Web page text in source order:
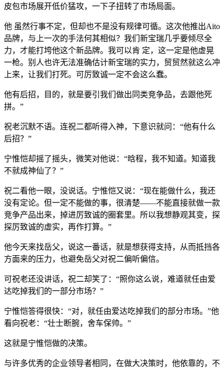
皮包市场展开低价猛攻，一下子扭转了市场局面。
他 虽然行事不定，但却也不是没有规律可循。这次他推出Aito
品牌，与上一次的手法何其相似？我们新宝瑞几乎要倾尽全
力，才能打垮他这个新品牌。我可以肯 定，这一定是他虚晃
一枪。别人也许无法准确估计新宝瑞的实力，贸贸然就这么冲
上来，让我们打死。可厉致诚一定不会这么蠢。
他有后招，目的，就是要引我们做出同类竞争品，去跟他死
拼。”
祝老沉默不语。连祝二都听得入神，下意识就问：“他有什么
后招？”
宁惟恺却摇了摇头，微笑对他说：“晗程，我不知道。知道我
不就成神仙了？”
祝二看他一眼，没说话。宁惟恺又说：“现在能做什么，我还
没有定论。但一定不能做的事，很清楚——不能直接就做一款
竞争产品出来，掉进厉致诚的圈套里。所以我想静观其变，探
探厉致诚的虚实，再作打算。”
他今天来找岳父，说这一番话，就是想获得支持，从而抵挡各
方面来的压力，也避免岳父对祝二偏听偏信。
可祝老还没讲话，祝二却笑了：“照你这么说，难道就任由爱
达吃掉我们的一部分市场？”
宁惟恺答得很快：“对，就任由爱达吃掉我们的部分市场。”他
看向祝老：“壮士断腕，舍车保帅。”
这就是宁惟恺做的决策。
与许多优秀的企业领导者相同，在做大决策时，他依靠的，不